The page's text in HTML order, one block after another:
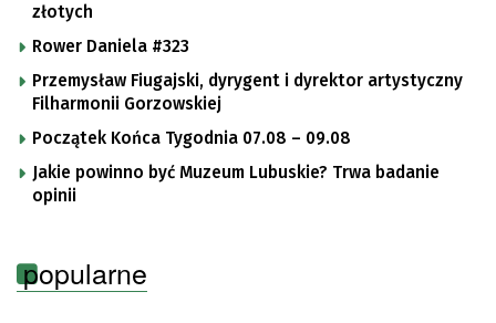
złotych
Rower Daniela #323
Przemysław Fiugajski, dyrygent i dyrektor artystyczny
Filharmonii Gorzowskiej
Początek Końca Tygodnia 07.08 – 09.08
Jakie powinno być Muzeum Lubuskie? Trwa badanie
opinii
popularne